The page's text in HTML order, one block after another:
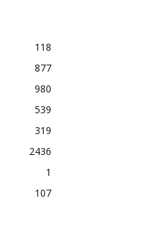
118
877
980
539
319
2436
1
107